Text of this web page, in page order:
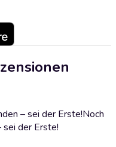
– sei der Erste!Noch
der Erste!